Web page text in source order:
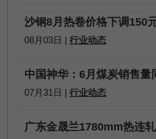
沙钢8月热卷价格下调150
08月03日 | 行业动态
中国神华：6月煤炭销售量
07月31日 | 行业动态
广东金晟兰1780mm热连